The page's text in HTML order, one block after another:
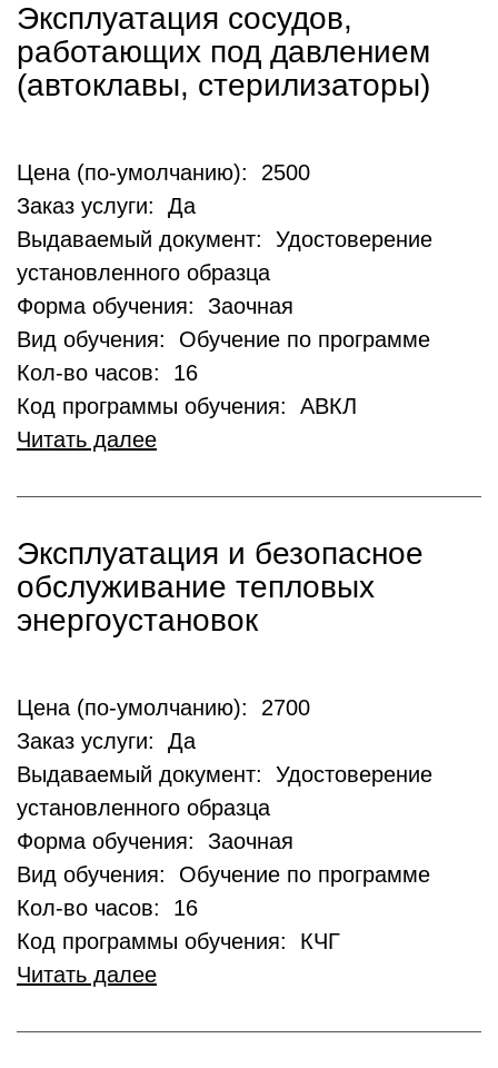
Эксплуатация сосудов,
работающих под давлением
(автоклавы, стерилизаторы)
Цена (по-умолчанию): 2500
Заказ услуги: Да
Выдаваемый документ: Удостоверение
установленного образца
Форма обучения: Заочная
Вид обучения: Обучение по программе
Кол-во часов: 16
Код программы обучения: АВКЛ
Читать далее
Эксплуатация и безопасное
обслуживание тепловых
энергоустановок
Цена (по-умолчанию): 2700
Заказ услуги: Да
Выдаваемый документ: Удостоверение
установленного образца
Форма обучения: Заочная
Вид обучения: Обучение по программе
Кол-во часов: 16
Код программы обучения: КЧГ
Читать далее